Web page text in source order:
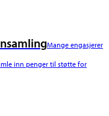
Mange engasjerer
inn penger til støtte for